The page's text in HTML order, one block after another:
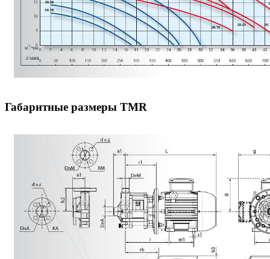
Габаритные размеры TMR